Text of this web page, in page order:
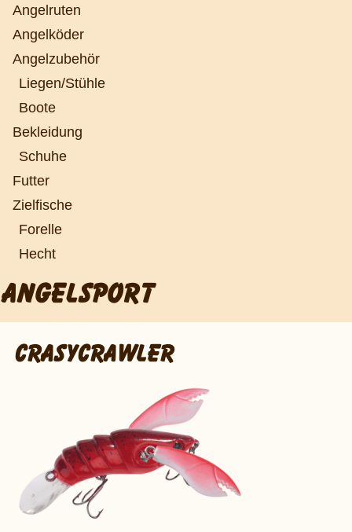
Angelruten
Angelköder
Angelzubehör
Liegen/Stühle
Boote
Bekleidung
Schuhe
Futter
Zielfische
Forelle
Hecht
ANGELSPORT
CRASYCRAWLER